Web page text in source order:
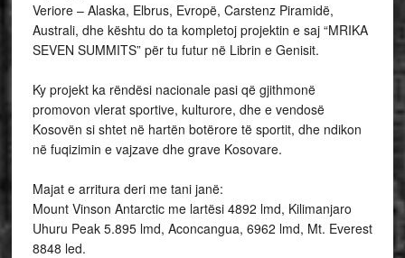
Veriore – Alaska, Elbrus, Evropë, Carstenz Piramidë,
Australi, dhe kështu do ta kompletoj projektin e saj “MRIKA
SEVEN SUMMITS” për tu futur në Librin e Genisit.
Ky projekt ka rëndësi nacionale pasi që gjithmonë
promovon vlerat sportive, kulturore, dhe e vendosë
Kosovën si shtet në hartën botërore të sportit, dhe ndikon
në fuqizimin e vajzave dhe grave Kosovare.
Majat e arritura deri me tani janë:
Mount Vinson Antarctic me lartësi 4892 lmd, Kilimanjaro
Uhuru Peak 5.895 lmd, Aconcangua, 6962 lmd, Mt. Everest
8848 led.